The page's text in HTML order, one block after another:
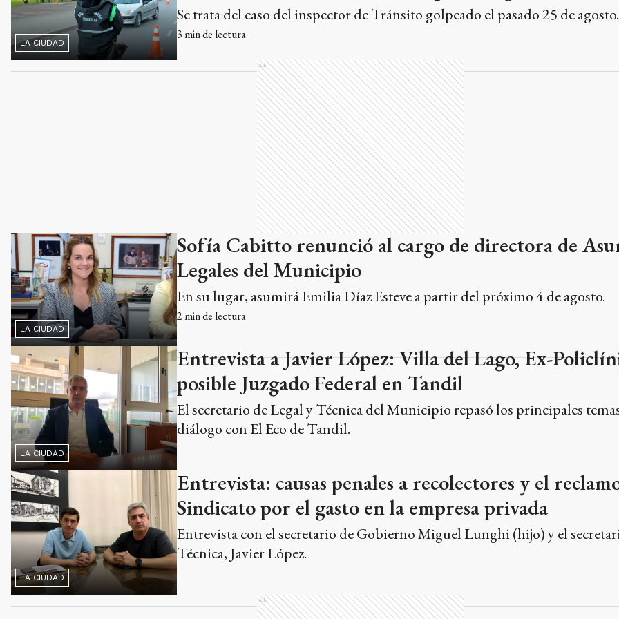
LA CIUDAD
Se trata del caso del inspector de Tránsito golpeado el pasado 25 de agosto.
3 min de lectura
Ads
LA CIUDAD
Sofía Cabitto renunció al cargo de directora de
Legales del Municipio
En su lugar, asumirá Emilia Díaz Esteve a partir del próximo 4 de agosto.
2 min de lectura
LA CIUDAD
Entrevista a Javier López: Villa del Lago, Ex-
posible Juzgado Federal en Tandil
El secretario de Legal y Técnica del Municipio repasó los principales
diálogo con El Eco de Tandil.
LA CIUDAD
Entrevista: causas penales a recolectores y el
Sindicato por el gasto en la empresa privada
Entrevista con el secretario de Gobierno Miguel Lunghi (hijo) y el
Técnica, Javier López.
Ads